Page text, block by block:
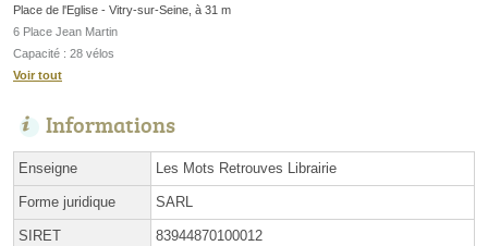
Place de l'Eglise - Vitry-sur-Seine, à 31 m
6 Place Jean Martin
Capacité : 28 vélos
Voir tout
Informations
Enseigne Les Mots Retrouves Librairie
Forme juridique SARL
SIRET 83944870100012